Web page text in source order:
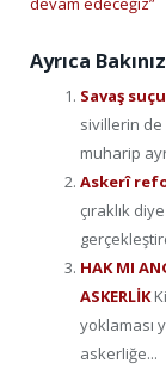
Ayrıca
Savaş
sivillerin
muharip
Askerî
çıraklık
HAK MI
ASKERLİK
yoklaması
askerliğe...